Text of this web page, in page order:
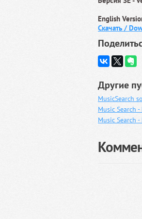
English
Скачать /
Другие
MusicSearch
Music Search
Music Search